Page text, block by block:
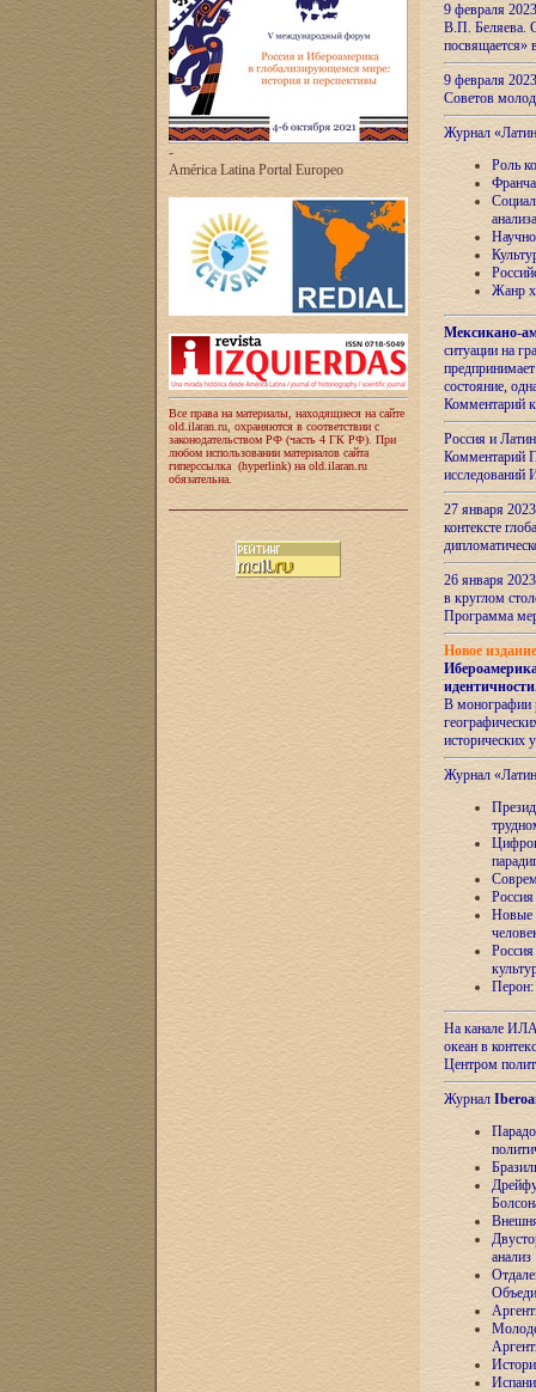
-
América Latina Portal Europeo
Все права на материалы, находящиеся на сайте
old.ilaran.ru, охраняются в соответствии с
законодательством РФ (часть 4 ГК РФ). При
любом использовании материалов сайта
гиперссылка (hyperlink) на old.ilaran.ru
обязательна.
9 февраля
В.П. Беляева.
посвящается»
9 февраля
Советов
Журнал
Роль
анализа
Жанр
Мексикано-
ситуации на
состояние,
Комментарий
Россия и
Комментарий
27 января
контексте
26 января
в круглом
Программа
Новое
идентичности
В монографии
исторических
Журнал
Новые
Перон:
На канале
океан в
Центром
Журнал
анализ